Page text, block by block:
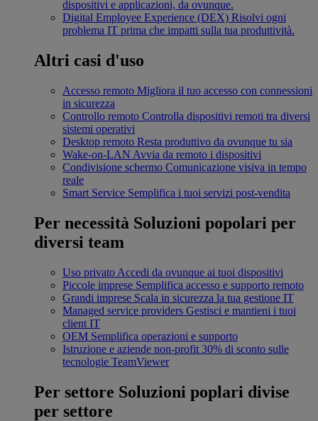
dispositivi e applicazioni, da ovunque.
Digital Employee Experience (DEX) Risolvi ogni
problema IT prima che impatti sulla tua produttività.
Altri casi d'uso
Accesso remoto Migliora il tuo accesso con connessioni
in sicurezza
Controllo remoto Controlla dispositivi remoti tra diversi
sistemi operativi
Desktop remoto Resta produttivo da ovunque tu sia
Wake-on-LAN Avvia da remoto i dispositivi
Condivisione schermo Comunicazione visiva in tempo
reale
Smart Service Semplifica i tuoi servizi post-vendita
Per necessità Soluzioni popolari per
diversi team
Uso privato Accedi da ovunque ai tuoi dispositivi
Piccole imprese Semplifica accesso e supporto remoto
Grandi imprese Scala in sicurezza la tua gestione IT
Managed service providers Gestisci e mantieni i tuoi
client IT
OEM Semplifica operazioni e supporto
Istruzione e aziende non-profit 30% di sconto sulle
tecnologie TeamViewer
Per settore Soluzioni poplari divise
per settore